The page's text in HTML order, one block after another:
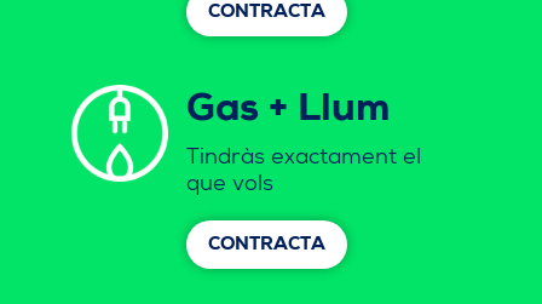
CONTRACTA
Gas + Llum
Tindràs exactament el
que vols
CONTRACTA